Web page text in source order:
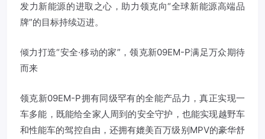
发力新能源的进取之心，助力领克向“全球新能源高端品
牌”的目标持续迈进。
倾力打造“安全·移动的家”，领克新09EM-P满足万众期待
而来
领克新09EM-P拥有同级罕有的全能产品力，真正实现一
车多能，既能给全家人周到的安全守护，也能实现越野车
和性能车的驾控自由，还拥有媲美百万级别MPV的豪华舒